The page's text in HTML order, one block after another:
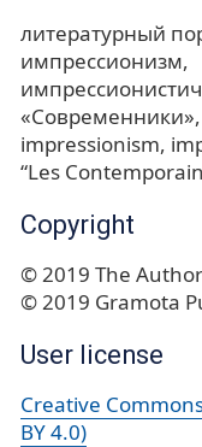
литературный
импрессионизм
«Современники»
impressionism
“Les
Copyright
© 2019 The
© 2019 Gramota
User license
Creative
BY 4.0)